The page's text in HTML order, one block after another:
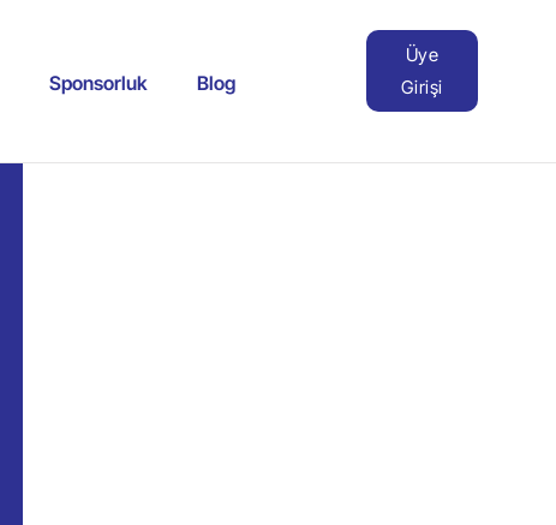
Sponsorluk Blog
Üye
Girişi